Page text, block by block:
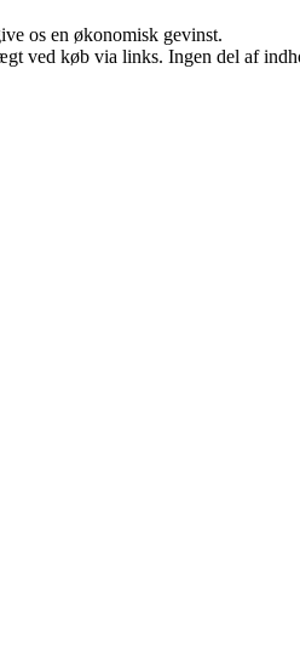
os en økonomisk gevinst.
ved køb via links. Ingen del af